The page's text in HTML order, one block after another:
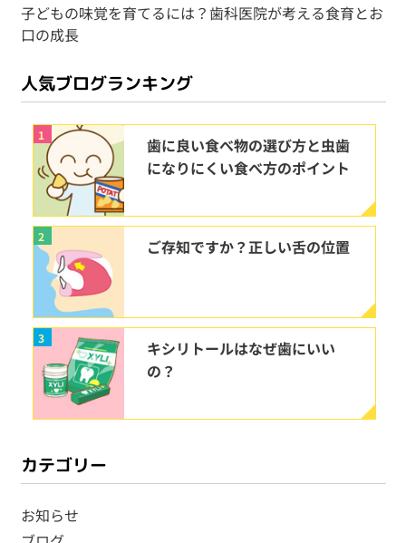
子どもの味覚を育てるには？歯科医院が考える食育とお
口の成長
人気ブログランキング
1
歯に良い食べ物の選び方と虫歯
になりにくい食べ方のポイント
2 ご存知ですか？正しい舌の位置
3
キシリトールはなぜ歯にいい
の？
カテゴリー
お知らせ